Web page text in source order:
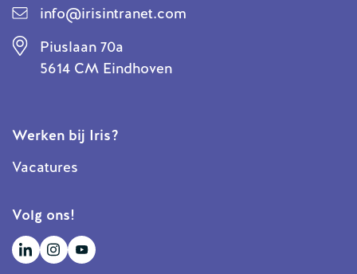
info@irisintranet.com
Piuslaan 70a
5614 CM Eindhoven
Werken bij Iris?
Vacatures
Volg ons!